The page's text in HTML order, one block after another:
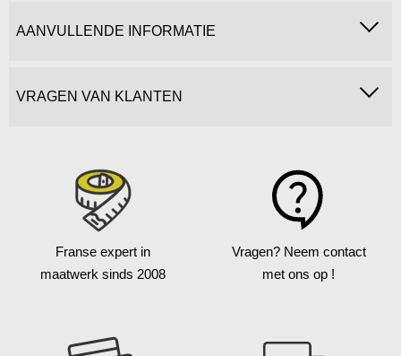
AANVULLENDE INFORMATIE
VRAGEN VAN KLANTEN
Franse expert in
maatwerk sinds 2008
Vragen? Neem contact
met ons op !